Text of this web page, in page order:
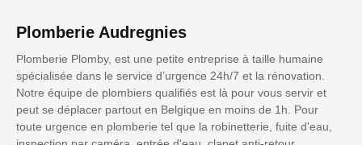
Plomberie Audregnies
Plomberie Plomby, est une petite entreprise à taille humaine
spécialisée dans le service d’urgence 24h/7 et la rénovation.
Notre équipe de plombiers qualifiés est là pour vous servir et
peut se déplacer partout en Belgique en moins de 1h. Pour
toute urgence en plomberie tel que la robinetterie, fuite d'eau,